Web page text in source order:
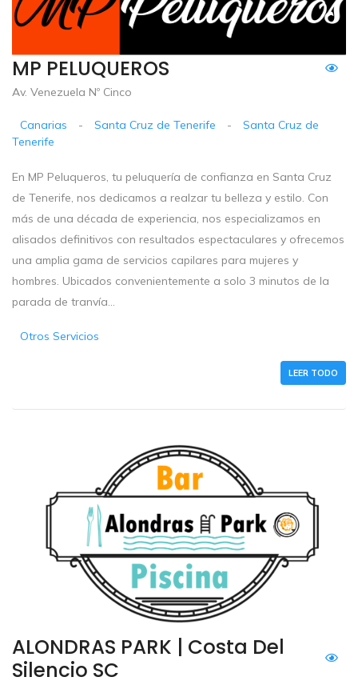
MP PELUQUEROS
Av. Venezuela Nº Cinco
Canarias - Santa Cruz de Tenerife -
Santa Cruz de
Tenerife
En MP Peluqueros, tu peluquería de confianza en Santa Cruz
de Tenerife, nos dedicamos a realzar tu belleza y estilo. Con
más de una década de experiencia, nos especializamos en
alisados definitivos con resultados espectaculares y ofrecemos
una amplia gama de servicios capilares para mujeres y
hombres. Ubicados convenientemente a solo 3 minutos de la
parada de tranvía...
Otros Servicios
LEER TODO
ALONDRAS PARK | Costa Del
Silencio SC